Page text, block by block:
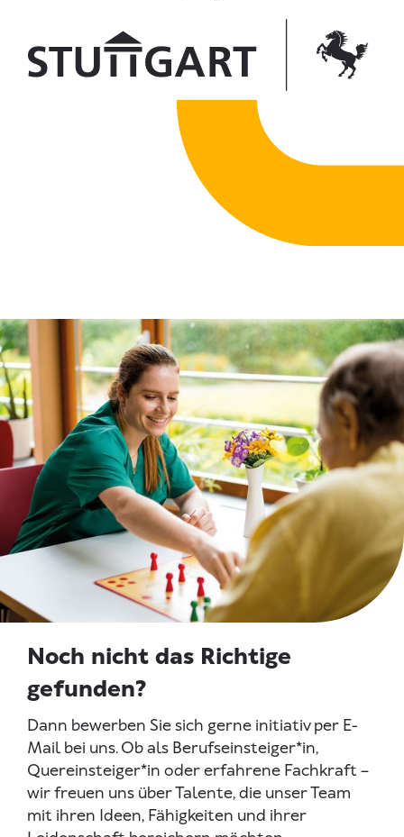
Noch nicht das Richtige
gefunden?
Dann bewerben Sie sich gerne initiativ per E-
Mail bei uns. Ob als Berufseinsteiger*in,
Quereinsteiger*in oder erfahrene Fachkraft –
wir freuen uns über Talente, die unser Team
mit ihren Ideen, Fähigkeiten und ihrer